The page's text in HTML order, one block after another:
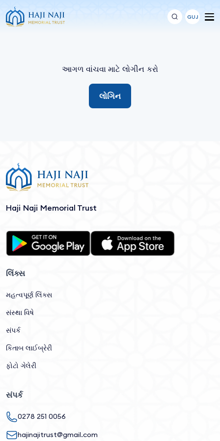
GUJ
આગળ વાંચવા માટે લોગીન કરો
લોગિન
Haji Naji Memorial Trust
લિંક્સ
મહત્વપૂર્ણ લિંક્સ
સંસ્થા વિષે
સંપર્ક
કિતાબ લાઈબ્રેરી
ફોટો ગેલેરી
સંપર્ક
0278 251 0056
hajinajitrust@gmail.com